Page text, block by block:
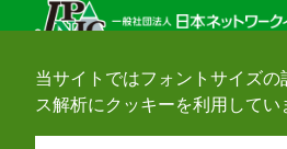
当サイトではフォントサイズの
ス解析にクッキーを利用してい
Copyright© 1996-2026 Japan Network
Reserved.